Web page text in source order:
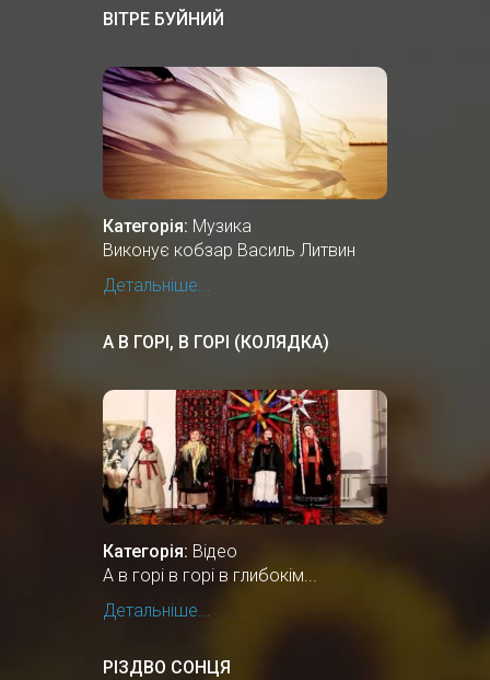
ВІТРЕ БУЙНИЙ
Категорія: Музика
Виконує кобзар Василь Литвин
Детальніше...
А В ГОРІ, В ГОРІ (КОЛЯДКА)
Категорія: Відео
А в горі в горі в глибокім...
Детальніше...
РІЗДВО СОНЦЯ